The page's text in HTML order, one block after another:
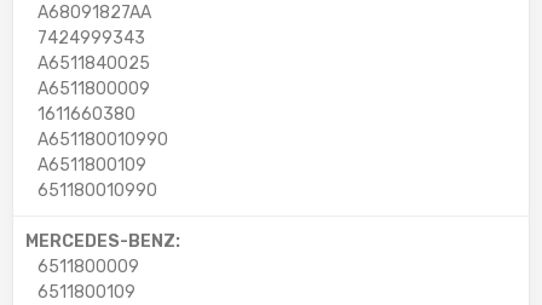
A68091827AA
7424999343
A6511840025
A6511800009
1611660380
A651180010990
A6511800109
651180010990
MERCEDES-BENZ:
6511800009
6511800109